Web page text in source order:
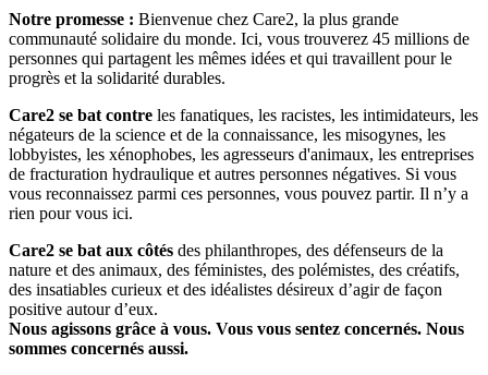
Notre promesse : Bienvenue chez Care2, la plus grande
communauté solidaire du monde. Ici, vous trouverez 45 millions de
personnes qui partagent les mêmes idées et qui travaillent pour le
progrès et la solidarité durables.
Care2 se bat contre les fanatiques, les racistes, les intimidateurs, les
négateurs de la science et de la connaissance, les misogynes, les
lobbyistes, les xénophobes, les agresseurs d'animaux, les entreprises
de fracturation hydraulique et autres personnes négatives. Si vous
vous reconnaissez parmi ces personnes, vous pouvez partir. Il n’y a
rien pour vous ici.
Care2 se bat aux côtés des philanthropes, des défenseurs de la
nature et des animaux, des féministes, des polémistes, des créatifs,
des insatiables curieux et des idéalistes désireux d’agir de façon
positive autour d’eux.
Nous agissons grâce à vous. Vous vous sentez concernés. Nous
sommes concernés aussi.